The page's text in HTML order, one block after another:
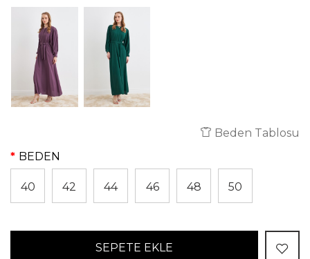
Beden Tablosu
BEDEN
40 42 44 46 48 50
SEPETE EKLE